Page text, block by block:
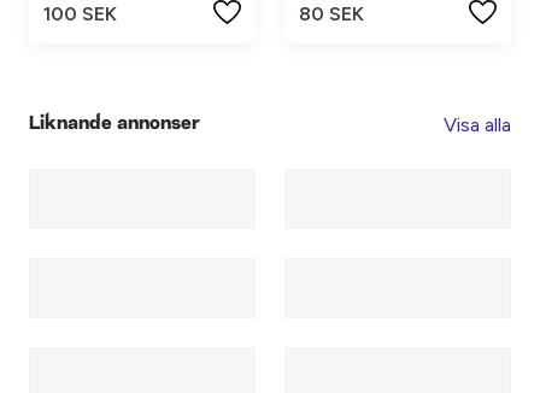
100 SEK
80 SEK
Liknande annonser Visa alla